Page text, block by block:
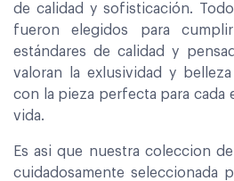
de calidad y sofisticación.
fueron elegidos para
estándares de calidad y
valoran la exlusividad y
con la pieza perfecta para cada
vida.
Es asi que nuestra coleccion
cuidadosamente seleccionada